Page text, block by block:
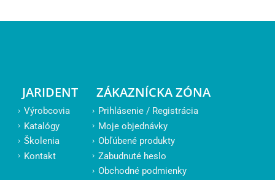
JARIDENT
Výrobcovia
Katalógy
Školenia
Kontakt
ZÁKAZNÍCKA ZÓNA
Prihlásenie / Registrácia
Moje objednávky
Obľúbené produkty
Zabudnuté heslo
Obchodné podmienky